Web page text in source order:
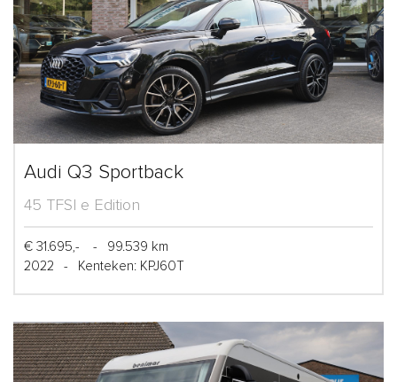
Audi Q3 Sportback
45 TFSI e Edition
€ 31.695,- -
99.539 km
2022
- Kenteken: KPJ60T